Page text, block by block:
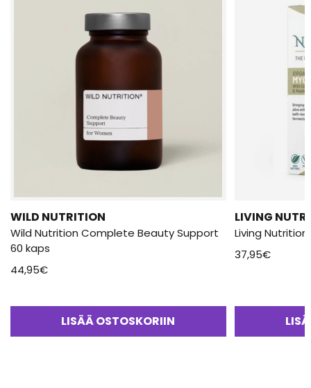
WILD NUTRITION
Wild Nutrition Complete Beauty Support
60 kaps
44,95€
LISÄÄ OSTOSKORIIN
LIVING
Living
37,95€